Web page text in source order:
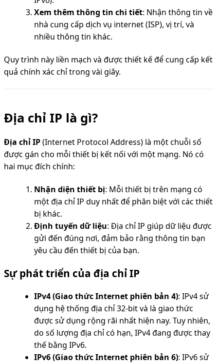
Xem thêm thông tin chi tiết: Nhận thông tin về
nhà cung cấp dịch vụ internet (ISP), vị trí, và
nhiều thông tin khác.
Quy trình này liền mạch và được thiết kế để cung cấp kết
quả chính xác chỉ trong vài giây.
Địa chỉ IP là gì?
Địa chỉ IP(Internet Protocol Address) là một chuỗi số
được gán cho mỗi thiết bị kết nối với một mạng. Nó có
hai mục đích chính:
Nhận diện thiết bị: Mỗi thiết bị trên mạng có
một địa chỉ IP duy nhất để phân biệt với các thiết
bị khác.
Định tuyến dữ liệu: Địa chỉ IP giúp dữ liệu được
gửi đến đúng nơi, đảm bảo rằng thông tin bạn
yêu cầu đến thiết bị của bạn.
Sự phát triển của địa chỉ IP
IPv4 (Giao thức Internet phiên bản 4): IPv4 sử
dụng hệ thống địa chỉ 32-bit và là giao thức
được sử dụng rộng rãi nhất hiện nay. Tuy nhiên,
do số lượng địa chỉ có hạn, IPv4 đang được thay
thế bằng IPv6.
IPv6 (Giao thức Internet phiên bản 6): IPv6 sử